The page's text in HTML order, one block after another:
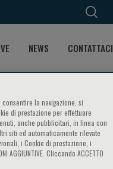
NEWS CONTATTACI
la navigazione, si
di prestazione per effettuare
anche pubblicitari, in linea con
siti ed automaticamente rilevate
i Cookie di prestazione, i
Cliccando ACCETTO